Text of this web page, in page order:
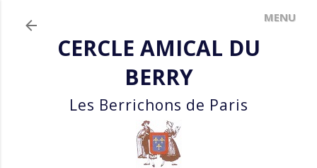
CERCLE AMICAL DU
BERRY
Les Berrichons de Paris